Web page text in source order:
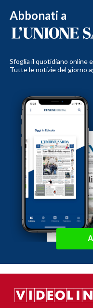
Abbonati a
Sfoglia il quotidiano online
Tutte le notizie del giorno